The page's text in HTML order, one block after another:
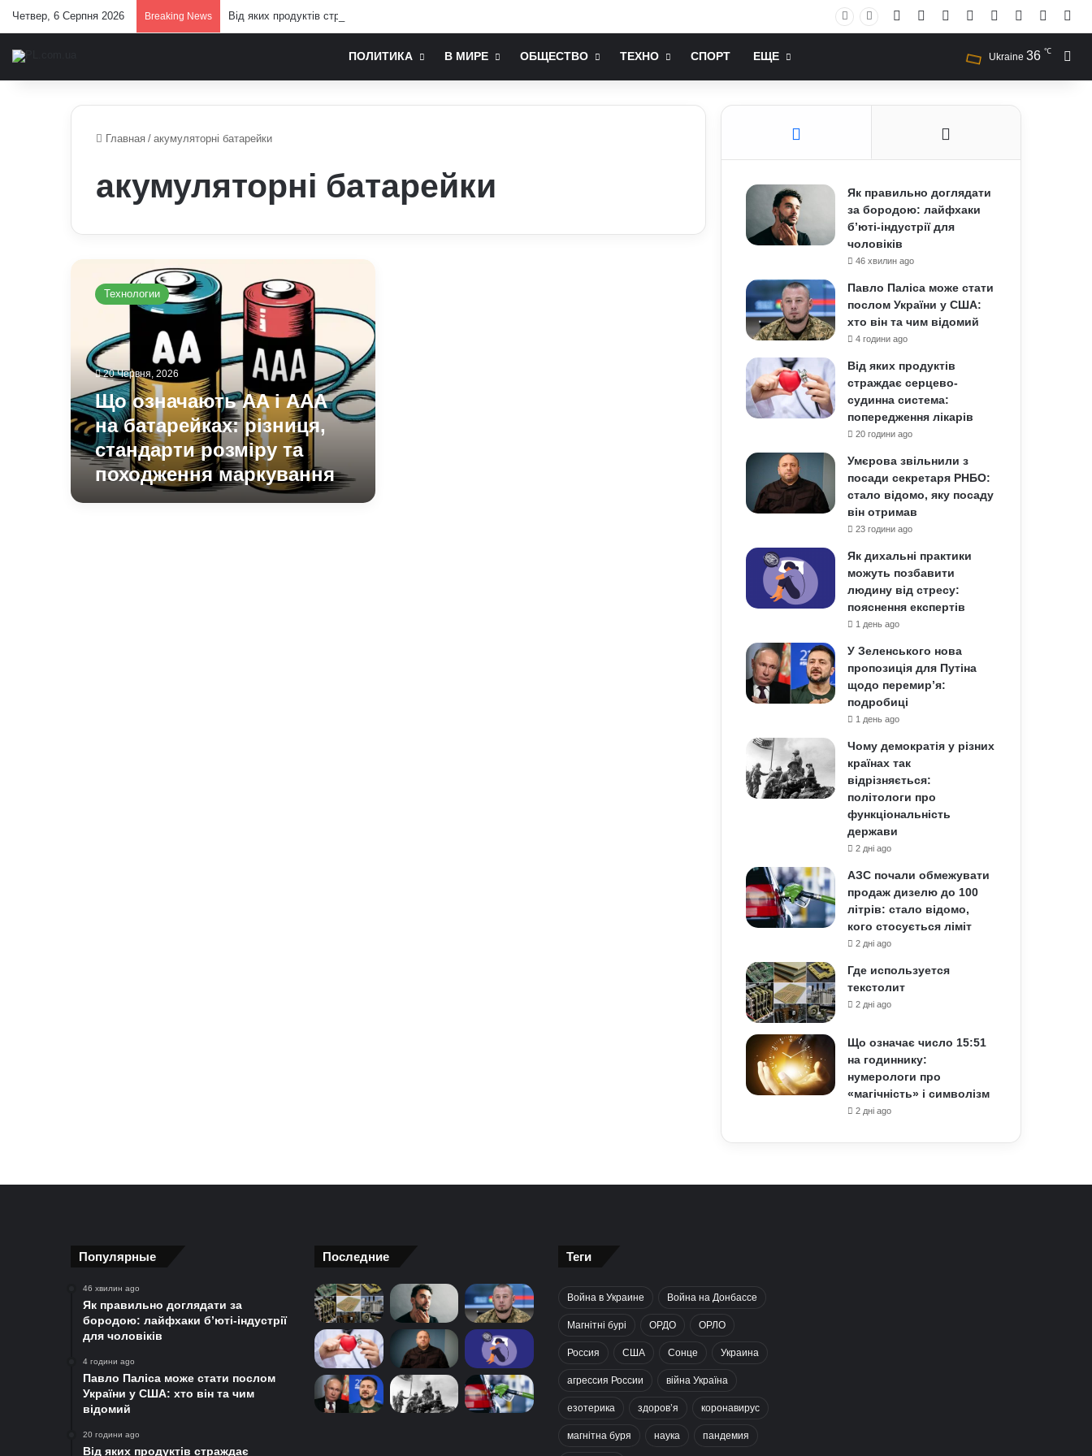
Четвер, 6 Серпня 2026 Breaking News Від яких продуктів страждає серцево-судинна система: попередження лікарів Facebook YouTubeInstagram
RSS Log In
ПОЛИТИКА В МИРЕ ОБЩЕСТВО ТЕХНО СПОРТ ЕЩЕ Ukraine 36 ℃
Главная / акумуляторні батарейки
акумуляторні батарейки
означають
батарейках:
різниця,
стандарти
розміру
та
походження
маркування
Технологии
20 Червня, 2026
Що означають AA і AAA
на батарейках: різниця,
стандарти розміру та
походження маркування
Як правильно доглядати
за бородою: лайфхаки
б’юті-індустрії для
чоловіків
46 хвилин ago
Павло Паліса може стати
послом України у США:
хто він та чим відомий
4 години ago
Від яких продуктів
страждає серцево-
судинна система:
попередження лікарів
20 години ago
Умєрова звільнили з
посади секретаря РНБО:
стало відомо, яку посаду
він отримав
23 години ago
Як дихальні практики
можуть позбавити
людину від стресу:
пояснення експертів
1 день ago
У Зеленського нова
пропозиція для Путіна
щодо перемир’я:
подробиці
1 день ago
Чому демократія у різних
країнах так
відрізняється:
політологи про
функціональність
держави
2 дні ago
АЗС почали обмежувати
продаж дизелю до 100
літрів: стало відомо,
кого стосується ліміт
2 дні ago
Где используется
текстолит
2 дні ago
Що означає число 15:51
на годиннику:
нумерологи про
«магічність» і символізм
2 дні ago
Популярные
46 хвилин ago
Як правильно доглядати за
бородою: лайфхаки б’юті-індустрії
для чоловіків
4 години ago
Павло Паліса може стати послом
України у США: хто він та чим
відомий
20 години ago
Від яких продуктів страждає
Последние Теги
Война в Украине Война на Донбассе
Магнітні бурі ОРДО ОРЛО
Россия США Сонце Украина
агрессия России війна Україна
езотерика здоров’я коронавирус
магнітна буря наука пандемия